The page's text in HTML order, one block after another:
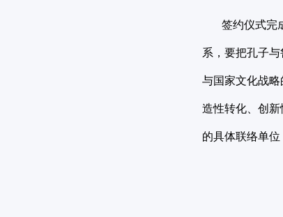
签约仪式完成
系，要把孔子
与国家文化战
造性转化、创
的具体联络单